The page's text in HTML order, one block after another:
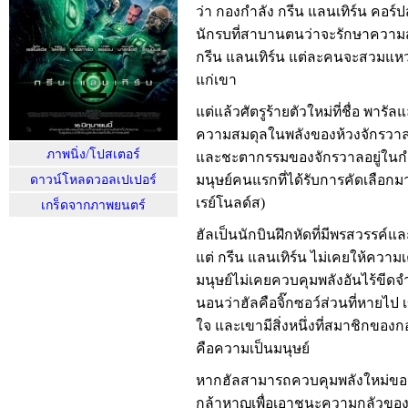
ภาพนิ่ง/โปสเตอร์
ดาวน์โหลดวอลเปเปอร์
เกร็ดจากภาพยนตร์
ว่า กองกำลัง กรีน แลนเทิร์น คอร์
นักรบที่สาบานตนว่าจะรักษาความ
กรีน แลนเทิร์น แต่ละคนจะสวมแ
แก่เขา
แต่แล้วศัตรูร้ายตัวใหม่ที่ชื่อ พารัล
ความสมดุลในพลังของห้วงจักรวา
และชะตากรรมของจักรวาลอยู่ใ
มนุษย์คนแรกที่ได้รับการคัดเลือกม
เรย์โนลด์ส)
ฮัลเป็นนักบินฝึกหัดที่มีพรสวรรค์แล
แต่ กรีน แลนเทิร์น ไม่เคยให้ความ
มนุษย์ไม่เคยควบคุมพลังอันไร้ขีด
นอนว่าฮัลคือจิ๊กซอว์ส่วนที่หายไป
ใจ และเขามีสิ่งหนึ่งที่สมาชิกของ
คือความเป็นมนุษย์
หากฮัลสามารถควบคุมพลังใหม่ข
กล้าหาญเพื่อเอาชนะความกลัวขอ